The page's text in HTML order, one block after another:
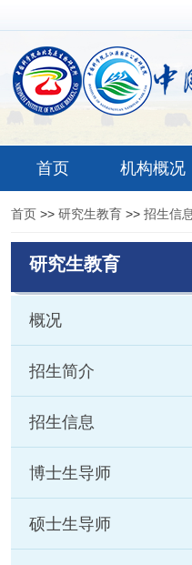
首页 机构概况
首页 >> 研究生教育 >> 招生信息
研究生教育
概况
招生简介
招生信息
博士生导师
硕士生导师